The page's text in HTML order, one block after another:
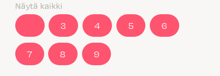
Näytä kaikki
3 4 5 6
7 8 9